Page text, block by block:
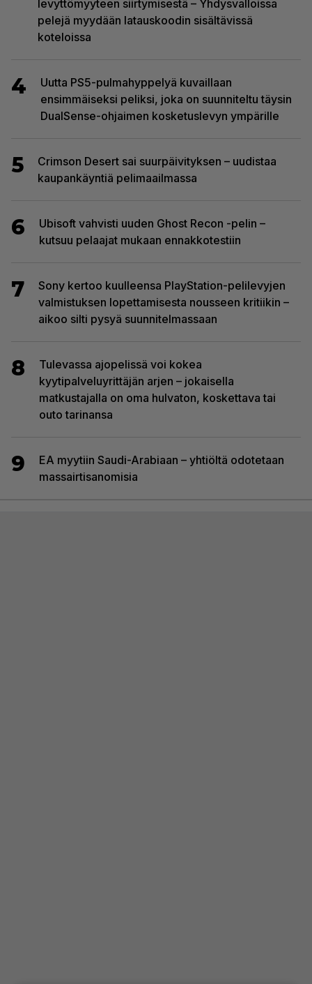
levyttömyyteen siirtymisestä – Yhdysvalloissa
pelejä myydään latauskoodin sisältävissä
koteloissa
4
Uutta PS5-pulmahyppelyä kuvaillaan
ensimmäiseksi peliksi, joka on suunniteltu täysin
DualSense-ohjaimen kosketuslevyn ympärille
5
Crimson Desert sai suurpäivityksen – uudistaa
kaupankäyntiä pelimaailmassa
6
Ubisoft vahvisti uuden Ghost Recon -pelin –
kutsuu pelaajat mukaan ennakkotestiin
7
Sony kertoo kuulleensa PlayStation-pelilevyjen
valmistuksen lopettamisesta nousseen kritiikin –
aikoo silti pysyä suunnitelmassaan
8
Tulevassa ajopelissä voi kokea
kyytipalveluyrittäjän arjen – jokaisella
matkustajalla on oma hulvaton, koskettava tai
outo tarinansa
9
EA myytiin Saudi-Arabiaan – yhtiöltä odotetaan
massairtisanomisia